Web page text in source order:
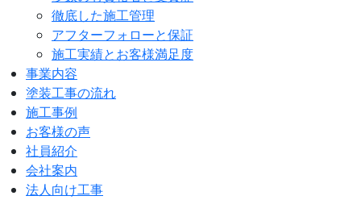
徹底した施工管理
アフターフォローと保証
施工実績とお客様満足度
事業内容
塗装工事の流れ
施工事例
お客様の声
社員紹介
会社案内
法人向け工事